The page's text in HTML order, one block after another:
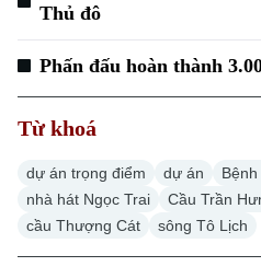
Thủ đô
Phấn đấu hoàn thành
Từ khoá
dự án trọng điểm dự án
nhà hát Ngọc Trai
Cầu Trần
cầu Thượng Cát
sông Tô Lịch